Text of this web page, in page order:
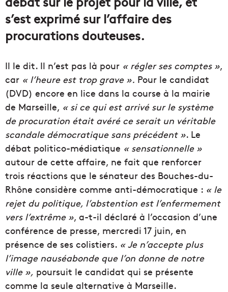
s’est exprimé sur l’affaire des
procurations douteuses.
Il le dit. Il n’est pas là pour « régler ses comptes »,
car « l’heure est trop grave ». Pour le candidat
(DVD) encore en lice dans la course à la mairie
de Marseille, « si ce qui est arrivé sur le système
de procuration était avéré ce serait un véritable
scandale démocratique sans précédent ». Le
débat politico-médiatique « sensationnelle »
autour de cette affaire, ne fait que renforcer
trois réactions que le sénateur des Bouches-du-
Rhône considère comme anti-démocratique : « le
rejet du politique, l’abstention est l’enfermement
vers l’extrême », a-t-il déclaré à l’occasion d’une
conférence de presse, mercredi 17 juin, en
présence de ses colistiers. « Je n’accepte plus
l’image nauséabonde que l’on donne de notre
ville », poursuit le candidat qui se présente
comme la seule alternative à Marseille.